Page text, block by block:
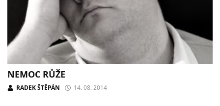
NEMOC RŮŽE
RADEK ŠTĚPÁN 14. 08. 2014